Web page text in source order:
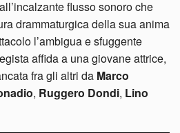
flusso sonoro che
drammaturgica della sua anima
l’ambigua e sfuggente
affida a una giovane attrice,
fra gli altri da Marco
, Ruggero Dondi, Lino